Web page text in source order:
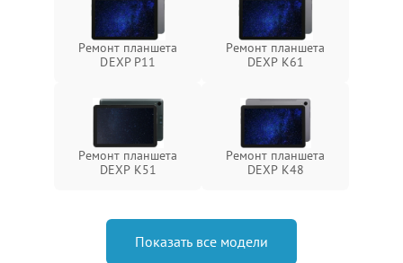
Ремонт планшета
DEXP P11
Ремонт планшета
DEXP K61
Ремонт планшета
DEXP K51
Ремонт планшета
DEXP K48
Показать все модели